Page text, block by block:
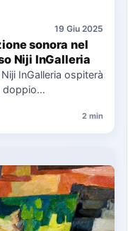
19 Giu 2025
sonora nel
Niji InGalleria
InGalleria ospiterà
doppio
2 min